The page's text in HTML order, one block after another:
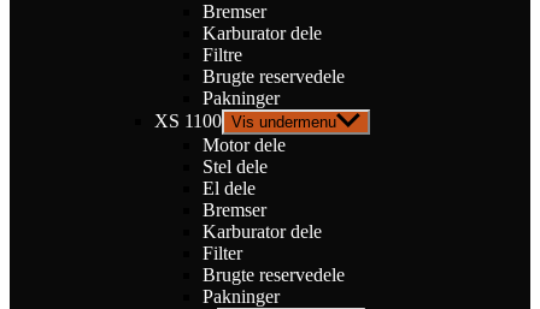
Bremser
Karburator dele
Filtre
Brugte reservedele
Pakninger
XS 1100 Vis undermenu
Motor dele
Stel dele
El dele
Bremser
Karburator dele
Filter
Brugte reservedele
Pakninger